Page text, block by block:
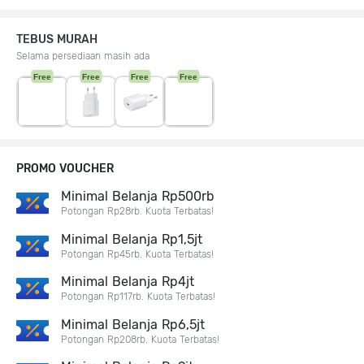
TEBUS MURAH
Selama persediaan masih ada
Free Free Free Free
PROMO VOUCHER
Minimal Belanja Rp500rb
Potongan Rp28rb. Kuota Terbatas!
Minimal Belanja Rp1,5jt
Potongan Rp45rb. Kuota Terbatas!
Minimal Belanja Rp4jt
Potongan Rp117rb. Kuota Terbatas!
Minimal Belanja Rp6,5jt
Potongan Rp208rb. Kuota Terbatas!